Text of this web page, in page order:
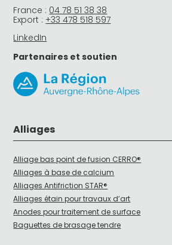
France : 04 78 51 38 38
Export : +33 478 518 597
LinkedIn
Partenaires et soutien
Alliages
Alliage bas point de fusion CERRO®
Alliages à base de calcium
Alliages Antifriction STAR®
Alliages étain pour travaux d’art
Anodes pour traitement de surface
Baguettes de brasage tendre